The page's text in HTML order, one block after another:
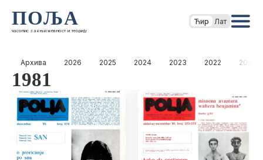
ПОЉА
часопис за књижевност и теорију
Ћир Лат
Архива 2026 2025 2024 2023 2022 2021
1981